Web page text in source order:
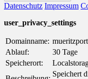
Datenschutz Impressum
user_privacy_settings
Domainname:
Ablauf:
30 Tage
Speicherort:
Speichert